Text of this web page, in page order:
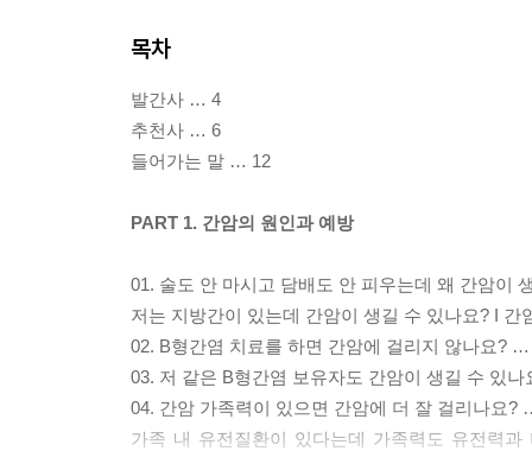
목차
발간사 … 4
추천사 … 6
들어가는 말 … 12
PART 1. 간암의 원인과 예방
01. 술도 안 마시고 담배도 안 피우는데 왜 간암이
저는 지방간이 있는데 간암이 생길 수 있나요? I
02. B형간염 치료를 하면 간암에 걸리지 않나요? …
03. 저 같은 B형간염 보유자도 간암이 생길 수 있
04. 간암 가족력이 있으면 간암에 더 잘 걸리나요?
가족 내 유전질환이 있다는데 가족력도 유전력